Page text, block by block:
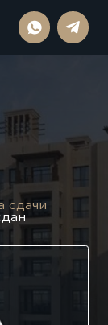
сдачи